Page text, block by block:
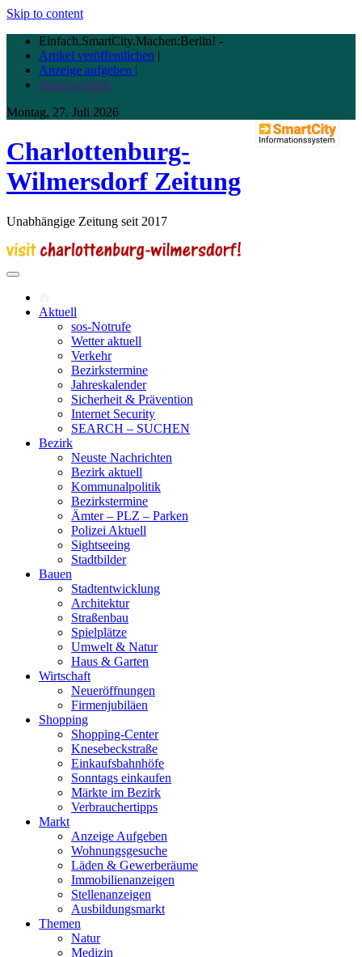
Skip to content
Einfach.SmartCity.Machen:Berlin! -
Artikel veröffentlichen |
Anzeige aufgeben |
Autor werden
Montag, 27. Juli 2026
Charlottenburg-
Wilmersdorf Zeitung
Unabhängige Zeitung seit 2017
Aktuell
sos-Notrufe
Wetter aktuell
Verkehr
Bezirkstermine
Jahreskalender
Sicherheit & Prävention
Internet Security
SEARCH – SUCHEN
Bezirk
Neuste Nachrichten
Bezirk aktuell
Kommunalpolitik
Bezirkstermine
Ämter – PLZ – Parken
Polizei Aktuell
Sightseeing
Stadtbilder
Bauen
Stadtentwicklung
Architektur
Straßenbau
Spielplätze
Umwelt & Natur
Haus & Garten
Wirtschaft
Neueröffnungen
Firmenjubiläen
Shopping
Shopping-Center
Knesebeckstraße
Einkaufsbahnhöfe
Sonntags einkaufen
Märkte im Bezirk
Verbrauchertipps
Markt
Anzeige Aufgeben
Wohnungsgesuche
Läden & Gewerberäume
Immobilienanzeigen
Stellenanzeigen
Ausbildungsmarkt
Themen
Natur
Medizin